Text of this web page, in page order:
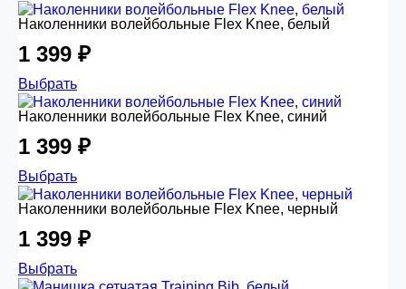
Наколенники волейбольные Flex Knee, белый
1 399 ₽
Выбрать
Наколенники волейбольные Flex Knee, синий
1 399 ₽
Выбрать
Наколенники волейбольные Flex Knee, черный
1 399 ₽
Выбрать